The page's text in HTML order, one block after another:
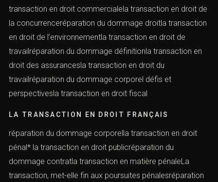
transaction en droit commercialela transaction en droit de
la concurrenceréparation du dommage droitla transaction
en droit de l’environnementla transaction en droit de
travailréparation du dommage définitionla transaction en
droit des assurancesla transaction en droit du
travailréparation du dommage corporel défis et
perspectivesla transaction en droit fiscal
LA TRANSACTION EN DROIT FRANÇAIS
réparation du dommage corporella transaction en droit
pénal* la transaction en droit publicréparation du
dommage contratla transaction en matière pénaleLa
transaction, met-elle fin aux poursuites pénalesréparation